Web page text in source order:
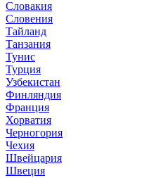
Словакия
Словения
Тайланд
Танзания
Тунис
Турция
Узбекистан
Финляндия
Франция
Хорватия
Черногория
Чехия
Швейцария
Швеция